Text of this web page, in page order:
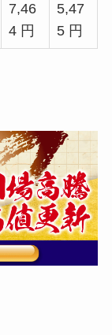
7,46
4 円
5,47
5 円